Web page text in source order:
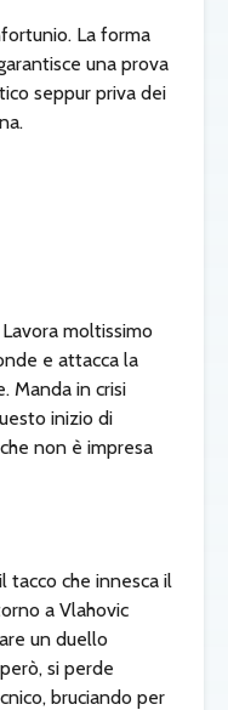
La forma
una prova
seppur priva dei
moltissimo
e attacca la
Manda in crisi
inizio di
non è impresa
tacco che innesca il
a Vlahovic
un duello
si perde
bruciando per